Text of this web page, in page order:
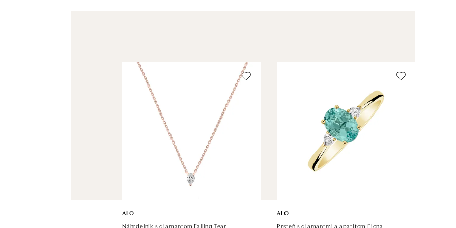
ALO
Náhrdelník s diamantom Falling Tear
ALO
Prsteň s diamantmi a apatitom Fiona